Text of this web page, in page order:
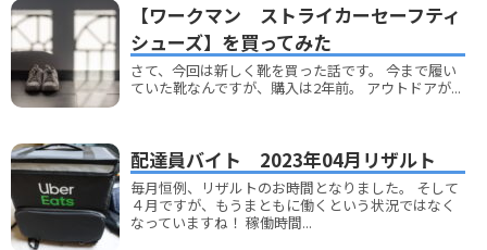
【ワークマン ストライカーセーフティ
シューズ】を買ってみた
さて、今回は新しく靴を買った話です。 今まで履い
ていた靴なんですが、購入は2年前。 アウトドアが...
配達員バイト 2023年04月リザルト
毎月恒例、リザルトのお時間となりました。 そして
４月ですが、もうまともに働くという状況ではなく
なっていますね！ 稼働時間...